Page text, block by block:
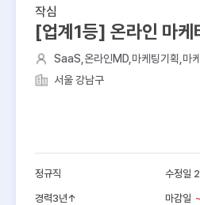
작심
[업계1등] 온라인 마케
SaaS,온라인MD,마케팅기획,마
서울 강남구
정규직 수정일
경력3년↑ 마감일